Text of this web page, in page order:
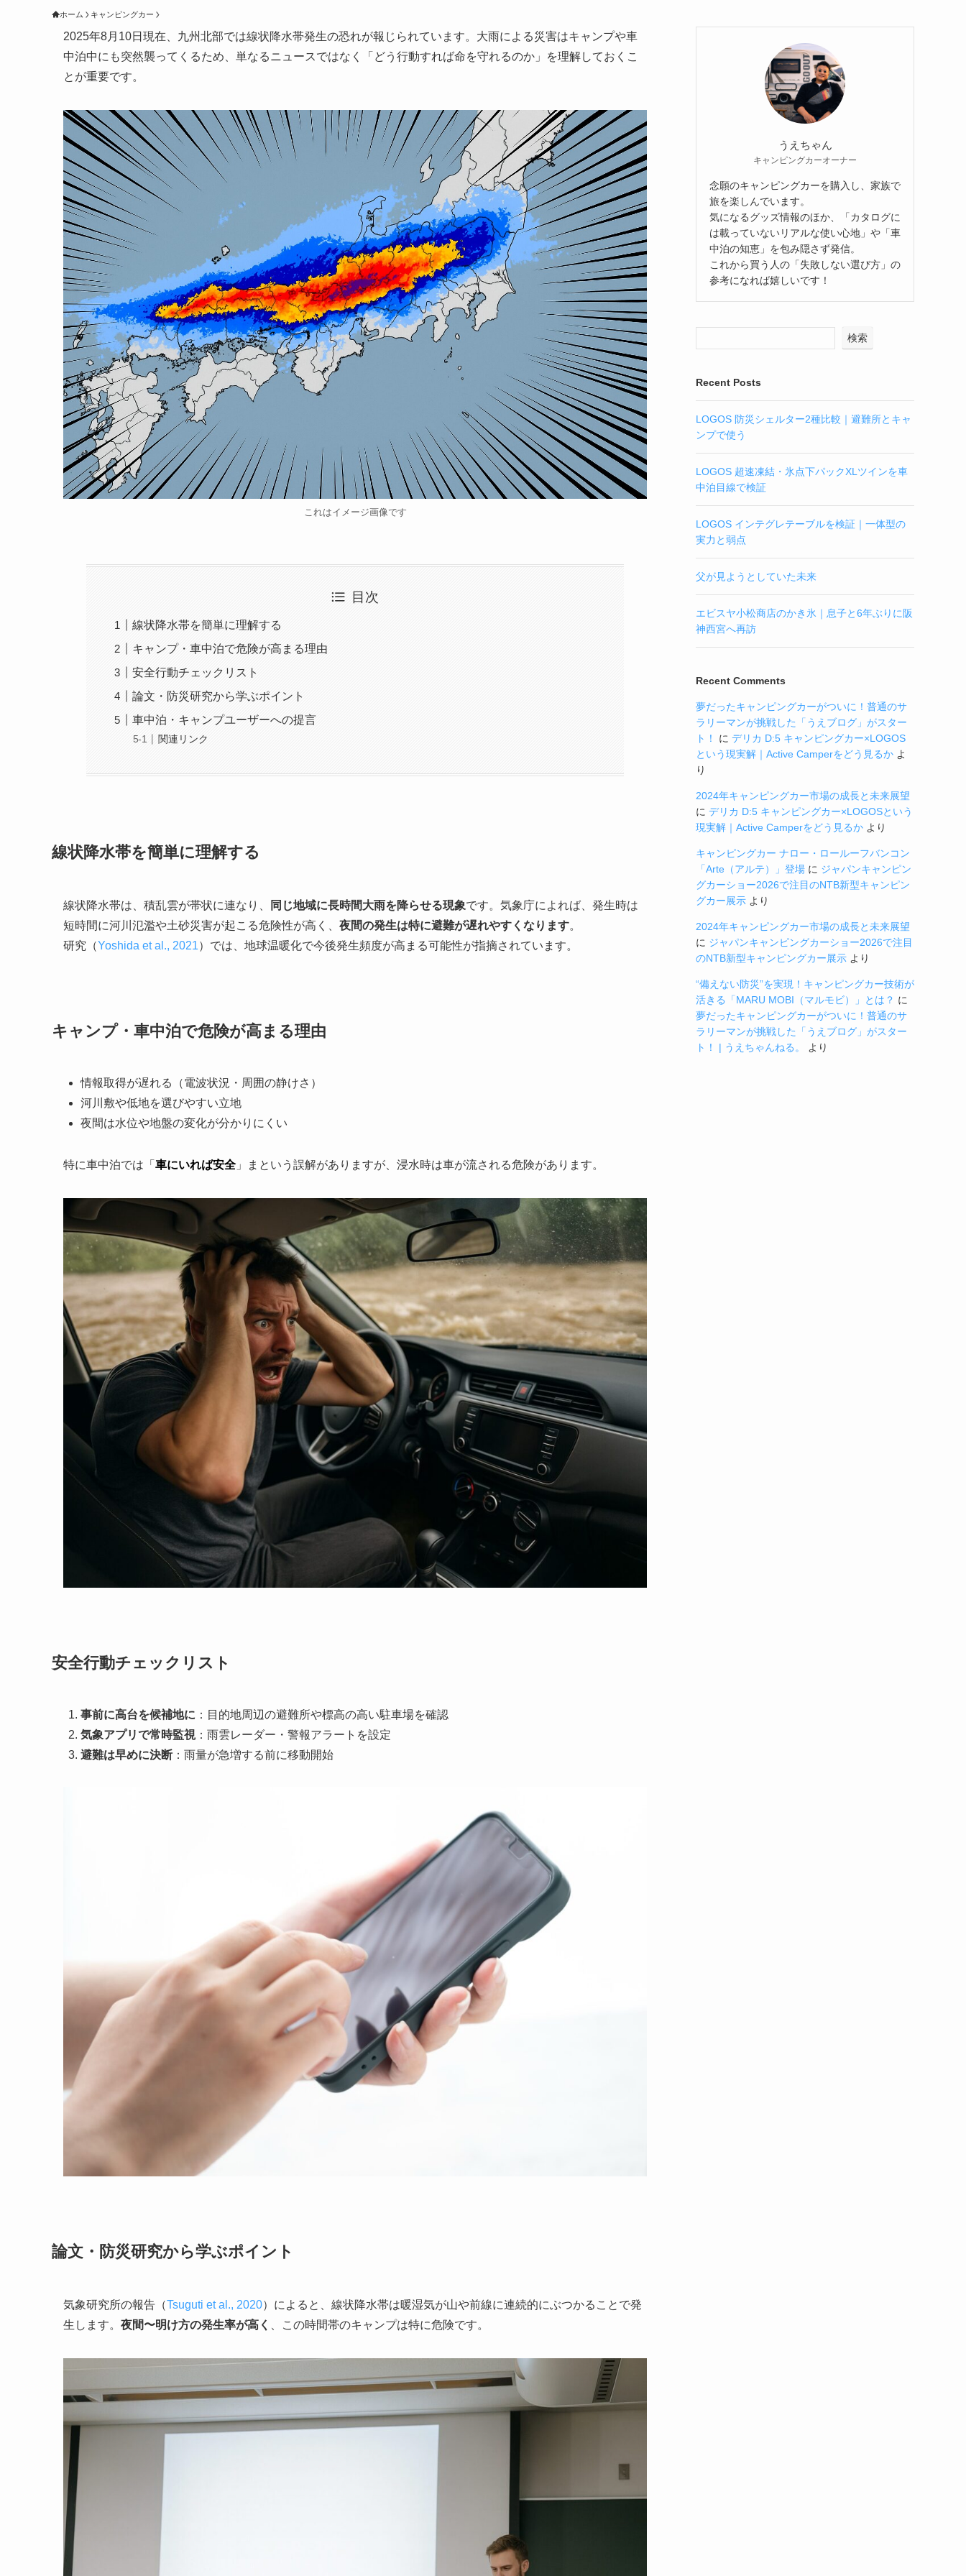
ホーム キャンピングカー
2025年8月10日現在、九州北部では線状降水帯発生の恐れが報じられています。大雨による災害はキャンプや車
中泊中にも突然襲ってくるため、単なるニュースではなく「どう行動すれば命を守れるのか」を理解しておくこ
とが重要です。
これはイメージ画像です
目次
線状降水帯を簡単に理解する
キャンプ・車中泊で危険が高まる理由
安全行動チェックリスト
論文・防災研究から学ぶポイント
車中泊・キャンプユーザーへの提言
関連リンク
線状降水帯を簡単に理解する
線状降水帯は、積乱雲が帯状に連なり、 同じ地域に長時間大雨を降らせる現象です。気象庁によれば、発生時は
短時間に河川氾濫や土砂災害が起こる危険性が高く、 夜間の発生は特に避難が遅れやすくなります。
研究（Yoshida et al., 2021）では、地球温暖化で今後発生頻度が高まる可能性が指摘されています。
キャンプ・車中泊で危険が高まる理由
情報取得が遅れる（電波状況・周囲の静けさ）
河川敷や低地を選びやすい立地
夜間は水位や地盤の変化が分かりにくい
特に車中泊では「 車にいれば安全 」まという誤解がありますが、浸水時は車が流される危険があります。
安全行動チェックリスト
事前に高台を候補地に ：目的地周辺の避難所や標高の高い駐車場を確認
気象アプリで常時監視：雨雲レーダー・警報アラートを設定
避難は早めに決断 ：雨量が急増する前に移動開始
論文・防災研究から学ぶポイント
気象研究所の報告（Tsuguti et al., 2020）によると、線状降水帯は暖湿気が山や前線に連続的にぶつかることで発
生します。 夜間〜明け方の発生率が高く 、この時間帯のキャンプは特に危険です。
うえちゃん
キャンピングカーオーナー
念願のキャンピングカーを購入し、家族で
旅を楽しんでいます。
気になるグッズ情報のほか、「カタログに
は載っていないリアルな使い心地」や「車
中泊の知恵」を包み隠さず発信。
これから買う人の「失敗しない選び方」の
参考になれば嬉しいです！
検索
Recent Posts
LOGOS 防災シェルター2種比較｜避難所とキャ
ンプで使う
LOGOS 超速凍結・氷点下パックXLツインを車
中泊目線で検証
LOGOS インテグレテーブルを検証｜一体型の
実力と弱点
父が見ようとしていた未来
エビスヤ小松商店のかき氷｜息子と6年ぶりに阪
神西宮へ再訪
Recent Comments
夢だったキャンピングカーがついに！普通のサ
ラリーマンが挑戦した「うえブログ」がスター
ト！
に デリカ D:5 キャンピングカー×LOGOS
という現実解｜Active Camperをどう見るか よ
り
2024年キャンピングカー市場の成長と未来展望
に デリカ D:5 キャンピングカー×LOGOSという
現実解｜Active Camperをどう見るか より
キャンピングカー ナロー・ロールーフバンコン
「Arte（アルテ）」登場 に ジャパンキャンピン
グカーショー2026で注目のNTB新型キャンピン
グカー展示 より
2024年キャンピングカー市場の成長と未来展望
に ジャパンキャンピングカーショー2026で注目
のNTB新型キャンピングカー展示 より
“備えない防災”を実現！キャンピングカー技術が
活きる「MARU MOBI（マルモビ）」とは？ に
夢だったキャンピングカーがついに！普通のサ
ラリーマンが挑戦した「うえブログ」がスター
ト！ | うえちゃんねる。
より